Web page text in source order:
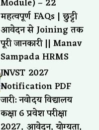
महत्वपूर्ण FAQs | छुट्टी
आवेदन से Joining तक
पूरी जानकारी || Manav
Sampada HRMS
JNVST 2027
Notification PDF
जारी: नवोदय विद्यालय
कक्षा 6 प्रवेश परीक्षा
2027, आवेदन, योग्यता,